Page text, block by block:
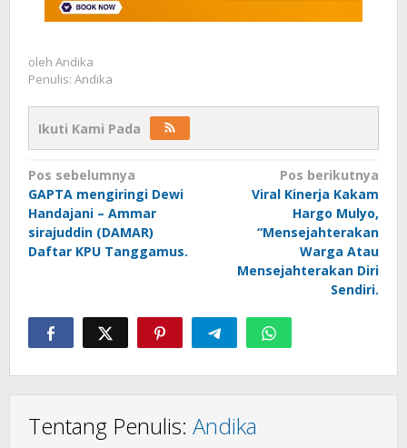
oleh Andika
Penulis: Andika
Ikuti Kami Pada
Navigasi
pos
Pos sebelumnya
GAPTA mengiringi Dewi
Handajani – Ammar
sirajuddin (DAMAR)
Daftar KPU Tanggamus.
Pos berikutnya
Viral Kinerja Kakam
Hargo Mulyo,
“Mensejahterakan
Warga Atau
Mensejahterakan Diri
Sendiri.
Tentang Penulis: Andika